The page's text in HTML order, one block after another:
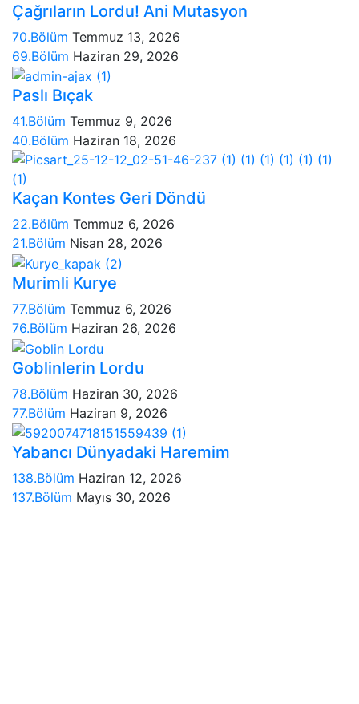
Çağrıların Lordu! Ani Mutasyon
70.Bölüm Temmuz 13, 2026
69.Bölüm Haziran 29, 2026
Paslı Bıçak
41.Bölüm Temmuz 9, 2026
40.Bölüm Haziran 18, 2026
Kaçan Kontes Geri Döndü
22.Bölüm Temmuz 6, 2026
21.Bölüm Nisan 28, 2026
Murimli Kurye
77.Bölüm Temmuz 6, 2026
76.Bölüm Haziran 26, 2026
Goblinlerin Lordu
78.Bölüm Haziran 30, 2026
77.Bölüm Haziran 9, 2026
Yabancı Dünyadaki Haremim
138.Bölüm Haziran 12, 2026
137.Bölüm Mayıs 30, 2026